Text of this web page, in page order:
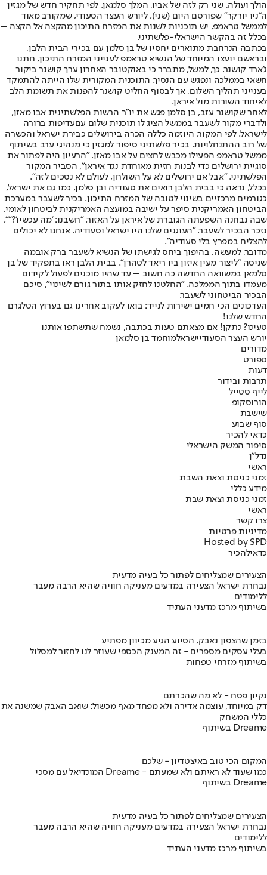
הולך ועולה, שני רק לזה של אביו, המלך סלמאן. לפי תחקיר חדש של מגזין
ה"ניו יורקר" שפורסם היום (שני), ליורש העצר הסעודי, שמקורב מאוד
לממשל טראמפ, יש תוכניות לשנות את המזרח התיכון מהקצה אל הקצה –
בכלל זה בהקשר הישראלי-פלשתיני.
בכתבה הנרחבת מתוארים יחסיו של בן סלמן עם בכירי הבית הלבן,
ובראשם יועצו המיוחד של הנשיא טראמפ לענייני המזרח התיכון, חתנו
ג'ארד קושנר. כך, למשל, מתברר כי באוקטובר האחרון ערך קושנר ביקור
חשאי בממלכה ונפגש עם הנסיך. התוכנית המקורית שלו הייתה להתמקד
בענייני תהליך השלום, אך לבסוף החליט קושנר להפנות את תשומת הלב
לאיחוד השורות מול איראן.
לאחר שקושנר עזב, בן סלמן פגש את יו"ר הרשות הפלשתינית אבו מאזן,
ולדברי מקור לשעבר בממשל הציג לו תוכנית שלום עםעדיפות ברורה
לישראל. לפי המקור, היוזמה כללה הכרה בירושלים כבירת ישראל והכשרה
של רוב ההתנחלויות. בכיר פלשתיני סיפור למגזין כי מנהיגי ערב בשיתוף
ממשל טראמפ הפעילו מכבש לחצים על אבו מאזן. "הרעיון היה לפתור את
סוגיית ירושלים כדי לבנות חזית מאוחדת נגד איראן", הסביר המקור
הפלשתיני. "אבל אם ירושלים לא על השולחן, לעולם לא נסכים לזה".
בכלל, נראה כי בבית הלבן רואים את סעודיה ובן סלמן, כמו גם את ישראל,
כגורמים מרכזיים בשינוי לטובה של המזרח התיכון. בכיר לשעבר במערכת
הביטחון האמריקנית סיפר על ישיבה במועצה האמריקנית לביטחון לאומי,
שבה נבחנה השפעתה הגוברת של איראן על האזור. "חשבנו: 'מה עכשיו'?"",
נזכר הבכיר לשעבר. "העוגנים שלנו היו ישראל וסעודיה. אנחנו לא יכולים
להצליח במפרץ בלי סעודיה".
מדובר, למעשה, בהיפוך ביחס לגישתו של הנשיא לשעבר ברק אובמה
שניסה "ליצור מעין איזון ביו ריאד לטהרן". בבית הלבן ראו בתפקיד של בן
סלמאן במשוואה החדשה כה חשוב – עד שהיו מוכנים לפעול לקידום
מעמדו בתוך הממלכה. "החלטנו לחזק אותו בתור גורם לשינוי", סיכם
הבכיר הביטחוני לשעבר.
העדכונים הכי חמים ישירות לנייד: בואו לעקוב אחרינו גם בערוץ הטלגרם
החדש שלנו!
טעינו? נתקן! אם מצאתם טעות בכתבה, נשמח שתשתפו אותנו
יורש העצר הסעודיישראלמוחמד בן סלמאן
מדורים
ספורט
דעות
תרבות ובידור
לייף סטייל
הורוסקופ
שישבת
סוף שבוע
כדאי להכיר
סיפור המשק הישראלי
נדל"ן
ראשי
זמני כניסת וצאת השבת
מידע כללי
זמני כניסת וצאת שבת
ראשי
צרו קשר
מדיניות פרטיות
Hosted by SPD
כדאילהכיר
הצעירים שמצליחים לפתור כל בעיה מדעית
נבחרת ישראל הצעירה במדעים מעניקה חוויה שהיא הרבה מעבר
ללימודים
בשיתוף מרכז מדעני העתיד
בזמן שהצפון נאבק, הסיוע הגיע מכיוון מפתיע
בעלי עסקים מספרים - זה המענק הכספי שעוזר לנו לחזור למסלול
בשיתוף מזרחי טפחות
נקיון פסח - לא מה שהכרתם
דק במיוחד, עוצמה אדירה ולא מפחד מאף מכשול: שואב האבק שמשנה את
כללי המשחק
בשיתוף Dreame
המקום הכי טוב באיצטדיון - שלכם
המונדיאל עם מסכי Dreame - כמו שעוד לא ראיתם ולא שמעתם
בשיתוף Dreame
הצעירים שמצליחים לפתור כל בעיה מדעית
נבחרת ישראל הצעירה במדעים מעניקה חוויה שהיא הרבה מעבר
ללימודים
בשיתוף מרכז מדעני העתיד